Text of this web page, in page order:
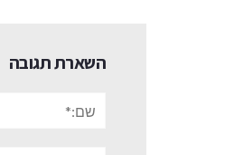
השארת תגובה